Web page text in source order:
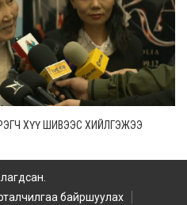
ХҮҮ ШИВЭЭС ХИЙЛГЭЖЭЭ
байршуулах